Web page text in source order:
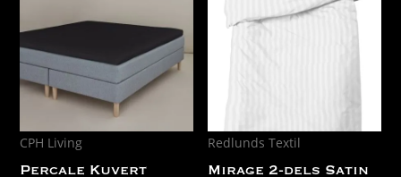
CPH Living
Percale Kuvert
Redlunds Textil
Mirage 2-dels Satin